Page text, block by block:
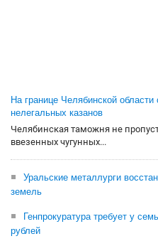
На границе Челябинской
нелегальных казанов
Челябинская таможня не
ввезенных чугунных...
Уральские металлурги
земель
Генпрокуратура требует у
рублей